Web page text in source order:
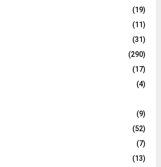
(19)
(11)
(31)
(290)
(17)
(4)
(9)
(52)
(7)
(13)